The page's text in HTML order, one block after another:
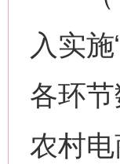
入实
各环
农村